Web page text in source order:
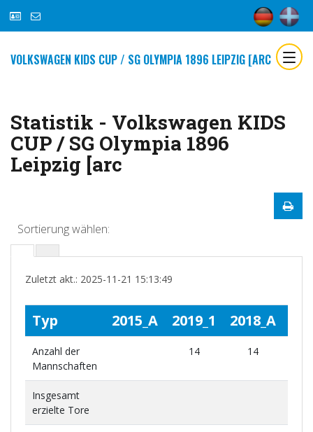
VOLKSWAGEN KIDS CUP / SG OLYMPIA 1896 LEIPZIG [ARC
Statistik - Volkswagen KIDS
CUP / SG Olympia 1896
Leipzig [arc
Sortierung wählen:
Zuletzt akt.: 2025-11-21 15:13:49
Typ 2015_A 2019_1 2018_A
Anzahl der
Mannschaften
14 14
Insgesamt
erzielte Tore